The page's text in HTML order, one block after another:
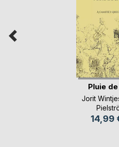
Pluie
Jorit
14,99